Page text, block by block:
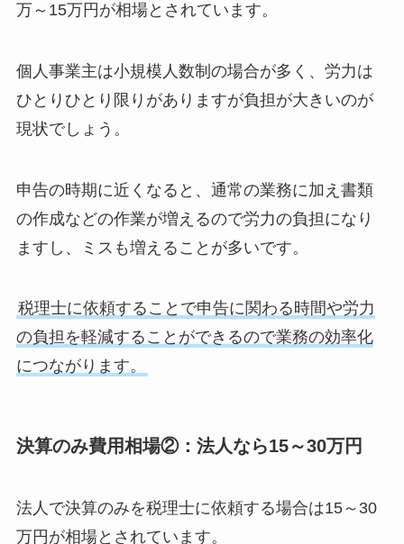
万～15万円が相場とされています。
個人事業主は小規模人数制の場合が多く、労力は
ひとりひとり限りがありますが負担が大きいのが
現状でしょう。
申告の時期に近くなると、通常の業務に加え書類
の作成などの作業が増えるので労力の負担になり
ますし、ミスも増えることが多いです。
税理士に依頼することで申告に関わる時間や労力
の負担を軽減することができるので業務の効率化
につながります。
決算のみ費用相場②：法人なら15～30万円
法人で決算のみを税理士に依頼する場合は15～30
万円が相場とされています。